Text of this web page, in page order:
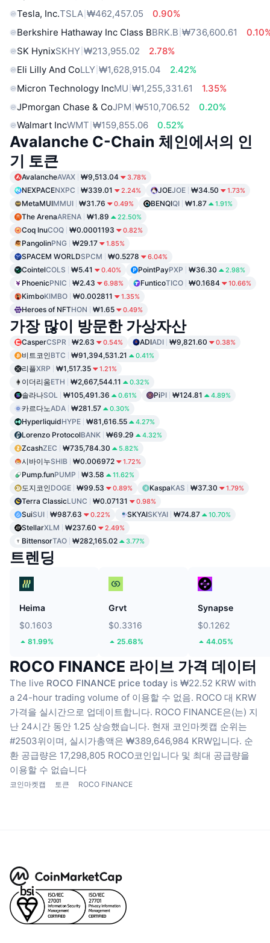
Tesla, Inc.TSLA ₩462,457.05
0.90%
Berkshire Hathaway Inc Class BBRK.B ₩736,600.61
SK HynixSKHY ₩213,955.02
2.78%
Eli Lilly And CoLLY ₩1,628,915.04
2.42%
Micron Technology IncMU ₩1,255,331.61
1.35%
JPmorgan Chase & CoJPM ₩510,706.52
0.20%
Walmart IncWMT ₩159,855.06 0.52%
Avalanche C-Chain 체인에서의 인
기 토큰
AvalancheAVAX ₩9,513.04 3.78%
NEXPACENXPC ₩339.01 2.24% JOEJOE ₩34.50 1.73%
MetaMUIMMUI ₩31.76 0.49% BENQIQI ₩1.87 1.91%
The ArenaARENA ₩1.89 22.50%
Coq InuCOQ ₩0.0001193 0.82%
PangolinPNG ₩29.17 1.85%
SPACEM WORLDSPCM ₩0.5278 6.04%
CointelCOLS ₩5.41 0.40% PointPayPXP ₩36.30 2.98%
PhoenicPNIC ₩2.43 6.98% FunticoTICO ₩0.1684 10.66%
KimboKIMBO ₩0.002811 1.35%
Heroes of NFTHON ₩1.65 0.49%
가장 많이 방문한 가상자산
CasperCSPR ₩2.63 0.54% ADIADI ₩9,821.60 0.38%
비트코인BTC ₩91,394,531.21 0.41%
리플XRP ₩1,517.35 1.21%
이더리움ETH ₩2,667,544.11 0.32%
솔라나SOL ₩105,491.36 0.61% PiPI ₩124.81 4.89%
카르다노ADA ₩281.57 0.30%
HyperliquidHYPE ₩81,616.55 4.27%
Lorenzo ProtocolBANK ₩69.29 4.32%
ZcashZEC ₩735,784.30 5.82%
시바이누SHIB ₩0.006972 1.72%
Pump.funPUMP ₩3.58 11.62%
도지코인DOGE ₩99.53 0.89% KaspaKAS ₩37.30 1.79%
Terra ClassicLUNC ₩0.07131 0.98%
SuiSUI ₩987.63 0.22% SKYAISKYAI ₩74.87 10.70%
StellarXLM ₩237.60 2.49%
BittensorTAO ₩282,165.02 3.77%
트렌딩
Heima
$0.1603
81.99%
Grvt
$0.3316
25.68%
Synapse
$0.1262
44.05%
ROCO FINANCE 라이브 가격 데이터
The live ROCO FINANCE price today is ₩22.52 KRW with
a 24-hour trading volume of 이용할 수 없음. ROCO 대 KRW
가격을 실시간으로 업데이트합니다. ROCO FINANCE은(는) 지
난 24시간 동안 1.25 상승했습니다. 현재 코인마켓캡 순위는
#2503위이며, 실시가총액은 ₩389,646,984 KRW입니다. 순
환 공급량은 17,298,805 ROCO코인입니다 및 최대 공급량을
이용할 수 없습니다
코인마켓캡 토큰 ROCO FINANCE